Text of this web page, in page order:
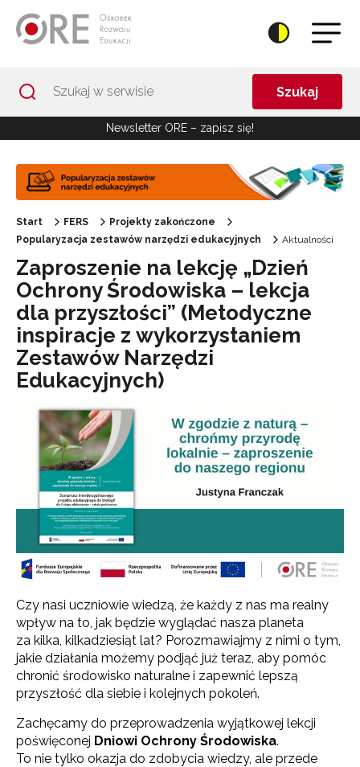
Szukaj
Newsletter ORE – zapisz się!
Start FERS
Projekty zakończone
Popularyzacja zestawów narzędzi edukacyjnych
Aktualności
Zaproszenie na lekcję „Dzień
Ochrony Środowiska – lekcja
dla przyszłości” (Metodyczne
inspiracje z wykorzystaniem
Zestawów Narzędzi
Edukacyjnych)
Czy nasi uczniowie wiedzą, że każdy z nas ma realny
wpływ na to, jak będzie wyglądać nasza planeta
za kilka, kilkadziesiąt lat? Porozmawiajmy z nimi o tym,
jakie działania możemy podjąć już teraz, aby pomóc
chronić środowisko naturalne i zapewnić lepszą
przyszłość dla siebie i kolejnych pokoleń.
Zachęcamy do przeprowadzenia wyjątkowej lekcji
poświęconej Dniowi Ochrony Środowiska.
To nie tylko okazja do zdobycia wiedzy, ale przede